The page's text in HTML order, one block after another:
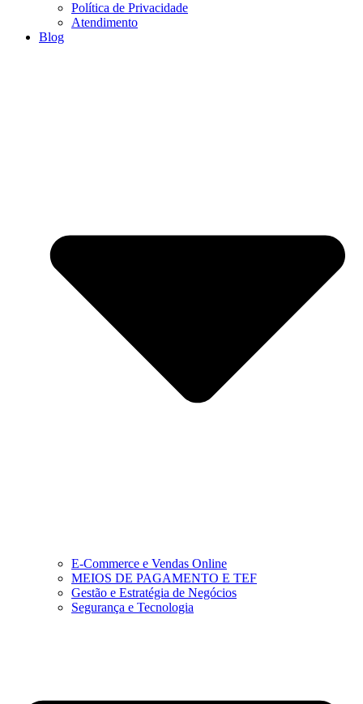
Política de Privacidade
Atendimento
Blog
E-Commerce e Vendas Online
MEIOS DE PAGAMENTO E TEF
Gestão e Estratégia de Negócios
Segurança e Tecnologia